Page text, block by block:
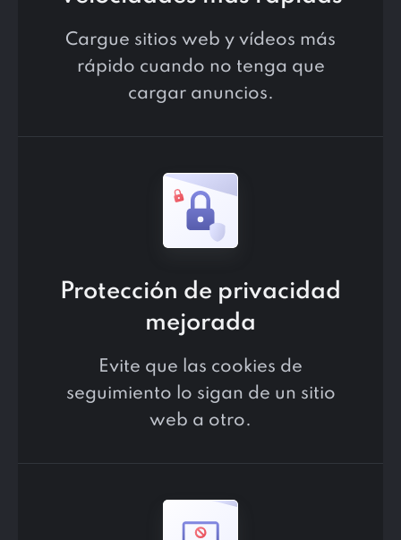
Cargue sitios web y vídeos más
rápido cuando no tenga que
cargar anuncios.
Protección de privacidad
mejorada
Evite que las cookies de
seguimiento lo sigan de un sitio
web a otro.